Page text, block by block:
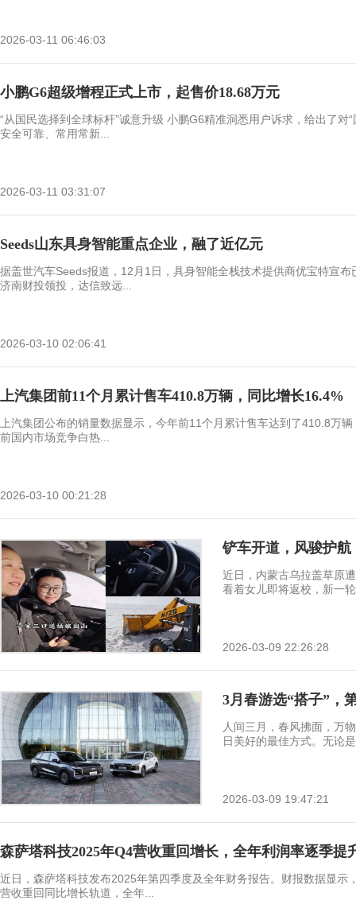
2026-03-11 06:46:03
小鹏G6超级增程正式上市，起售价18.68万元
“从国民选择到全球标杆”诚意升级 小鹏G6精准洞悉用户诉求，给出了对
安全可靠、常用常新...
2026-03-11 03:31:07
Seeds山东具身智能重点企业，融了近亿元
据盖世汽车Seeds报道，12月1日，具身智能全栈技术提供商优宝特宣
济南财投领投，达信致远...
2026-03-10 02:06:41
上汽集团前11个月累计售车410.8万辆，同比增长16.4%
上汽集团公布的销量数据显示，今年前11个月累计售车达到了410.8万
前国内市场竞争白热...
2026-03-10 00:21:28
铲车开道，风骏护
近日，内蒙古乌拉盖草原
看着女儿即将返校，新一
2026-03-09 22:26:28
3月春游选“搭子”，
人间三月，春风拂面，万
日美好的最佳方式。无论
2026-03-09 19:47:21
森萨塔科技2025年Q4营收重回增长，全年利润率逐季提
近日，森萨塔科技发布2025年第四季度及全年财务报告。财报数据显示
营收重回同比增长轨道，全年...